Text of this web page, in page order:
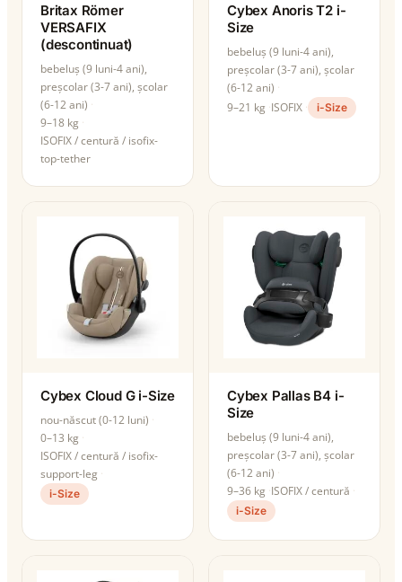
Britax Römer
VERSAFIX
(descontinuat)
bebeluș (9 luni-4 ani),
preșcolar (3-7 ani), școlar
(6-12 ani)
9–18 kg
ISOFIX / centură / isofix-
top-tether
Cybex Anoris T2 i-
Size
bebeluș (9 luni-4 ani),
preșcolar (3-7 ani), școlar
(6-12 ani)
9–21 kg ISOFIX i-Size
Cybex Cloud G i-Size
nou-născut (0-12 luni)
0–13 kg
ISOFIX / centură / isofix-
support-leg
i-Size
Cybex Pallas B4 i-
Size
bebeluș (9 luni-4 ani),
preșcolar (3-7 ani), școlar
(6-12 ani)
9–36 kg ISOFIX / centură
i-Size